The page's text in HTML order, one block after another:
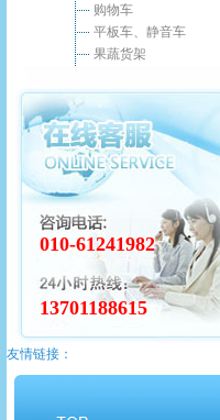
购物车
平板车、静音车
果蔬货架
010-61241982
13701188615
友情链接：